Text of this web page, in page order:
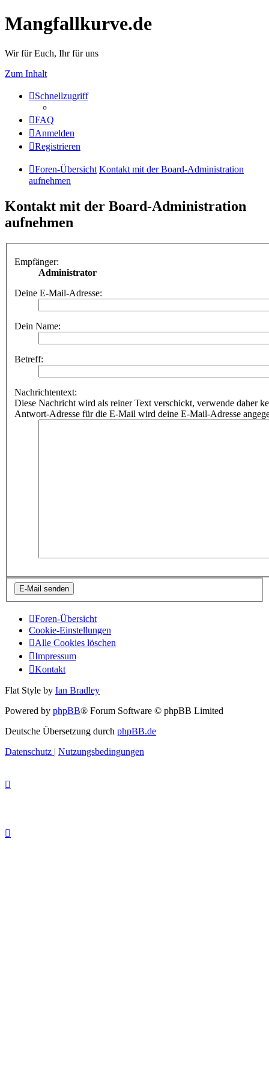
Mangfallkurve.de
Wir für Euch, Ihr für uns
Zum Inhalt
Schnellzugriff
FAQ
Anmelden
Registrieren
Foren-Übersicht Kontakt mit der Board-Administration
aufnehmen
Kontakt mit der Board-Administration
aufnehmen
Empfänger:
Administrator
Deine E-Mail-Adresse:
Dein Name:
Betreff:
Nachrichtentext:
Diese Nachricht wird als reiner Text verschickt, verwende daher
Antwort-Adresse für die E-Mail wird deine E-Mail-Adresse
Foren-Übersicht
Cookie-Einstellungen
Alle Cookies löschen
Impressum
Kontakt
Flat Style by Ian Bradley
Powered by phpBB® Forum Software © phpBB Limited
Deutsche Übersetzung durch phpBB.de
Datenschutz | Nutzungsbedingungen